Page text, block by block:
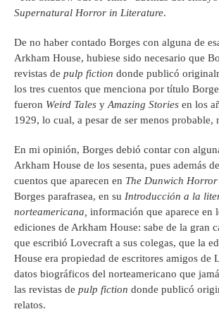
Supernatural Horror in Literature.
De no haber contado Borges con alguna de
Arkham House, hubiese sido necesario que
revistas de pulp fiction donde publicó
los tres cuentos que menciona por título
fueron Weird Tales y Amazing Stories en los
1929, lo cual, a pesar de ser menos probable,
En mi opinión, Borges debió contar con
Arkham House de los sesenta, pues además
cuentos que aparecen en The Dunwich
Borges parafrasea, en su Introducción a la
norteamericana, información que aparece en
ediciones de Arkham House: sabe de la gran
que escribió Lovecraft a sus colegas, que la
House era propiedad de escritores amigos de
datos biográficos del norteamericano que
las revistas de pulp fiction donde publicó
relatos.